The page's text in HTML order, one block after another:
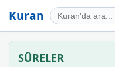
Kuran
SÛRELER